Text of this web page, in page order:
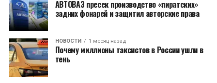
АВТОВАЗ пресек производство «пиратских»
задних фонарей и защитил авторские права
НОВОСТИ 1 месяц назад
Почему миллионы таксистов в России ушли в
тень